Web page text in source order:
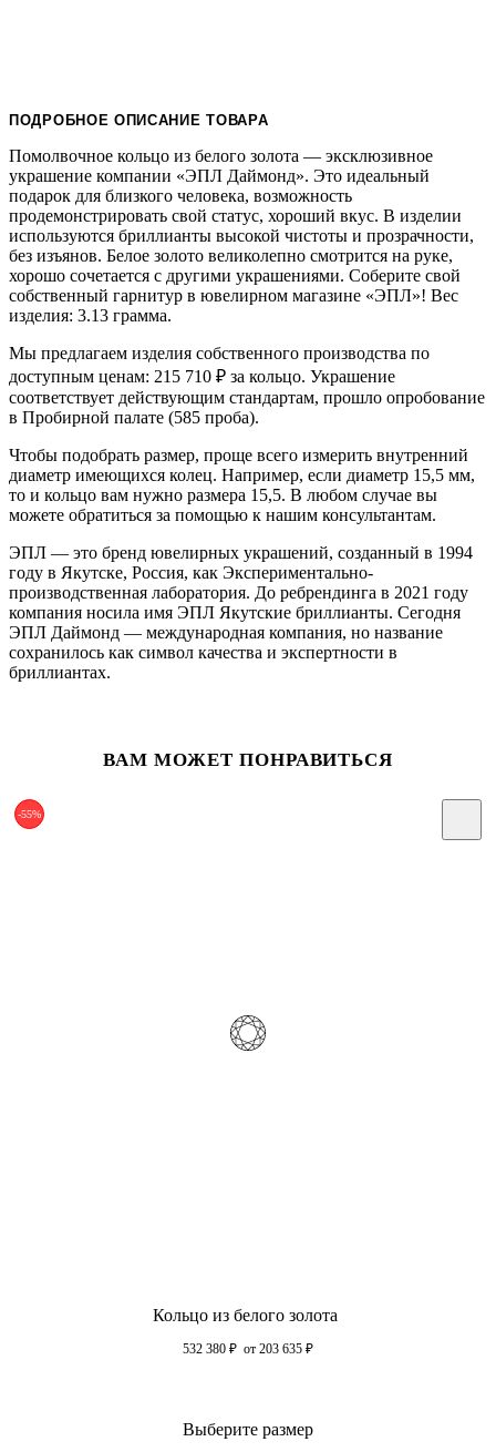
ПОДРОБНОЕ ОПИСАНИЕ ТОВАРА
Помолвочное кольцо из белого золота — эксклюзивное
украшение компании «ЭПЛ Даймонд». Это идеальный
подарок для близкого человека, возможность
продемонстрировать свой статус, хороший вкус. В изделии
используются бриллианты высокой чистоты и прозрачности,
без изъянов. Белое золото великолепно смотрится на руке,
хорошо сочетается с другими украшениями. Соберите свой
собственный гарнитур в ювелирном магазине «ЭПЛ»! Вес
изделия: 3.13 грамма.
Мы предлагаем изделия собственного производства по
доступным ценам: 215 710 ₽ за кольцо. Украшение
соответствует действующим стандартам, прошло опробование
в Пробирной палате (585 проба).
Чтобы подобрать размер, проще всего измерить внутренний
диаметр имеющихся колец. Например, если диаметр 15,5 мм,
то и кольцо вам нужно размера 15,5. В любом случае вы
можете обратиться за помощью к нашим консультантам.
ЭПЛ — это бренд ювелирных украшений, созданный в 1994
году в Якутске, Россия, как Экспериментально-
производственная лаборатория. До ребрендинга в 2021 году
компания носила имя ЭПЛ Якутские бриллианты. Сегодня
ЭПЛ Даймонд — международная компания, но название
сохранилось как символ качества и экспертности в
бриллиантах.
ВАМ МОЖЕТ ПОНРАВИТЬСЯ
-55%
Кольцо из белого золота
532 380 ₽ от 203 635 ₽
Выберите размер